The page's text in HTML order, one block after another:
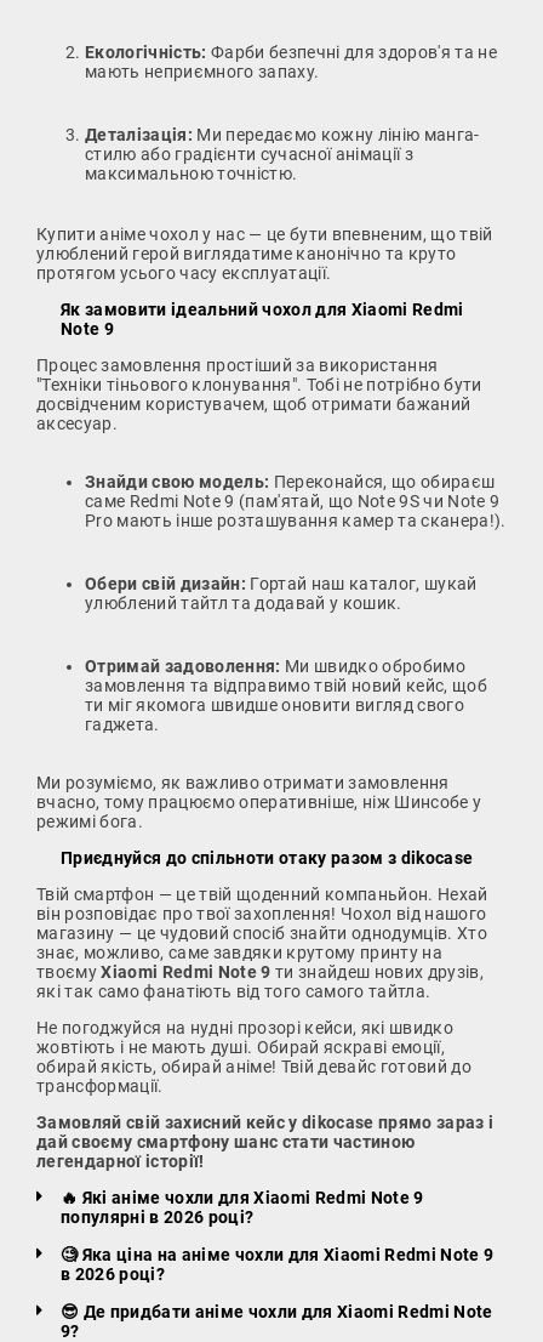
Екологічність: Фарби безпечні для здоров'я та не
мають неприємного запаху.
Деталізація: Ми передаємо кожну лінію манга-
стилю або градієнти сучасної анімації з
максимальною точністю.
Купити аніме чохол у нас — це бути впевненим, що твій
улюблений герой виглядатиме канонічно та круто
протягом усього часу експлуатації.
Як замовити ідеальний чохол для Xiaomi Redmi
Note 9
Процес замовлення простіший за використання
"Техніки тіньового клонування". Тобі не потрібно бути
досвідченим користувачем, щоб отримати бажаний
аксесуар.
Знайди свою модель: Переконайся, що обираєш
саме Redmi Note 9 (пам'ятай, що Note 9S чи Note 9
Pro мають інше розташування камер та сканера!).
Обери свій дизайн: Гортай наш каталог, шукай
улюблений тайтл та додавай у кошик.
Отримай задоволення: Ми швидко обробимо
замовлення та відправимо твій новий кейс, щоб
ти міг якомога швидше оновити вигляд свого
гаджета.
Ми розуміємо, як важливо отримати замовлення
вчасно, тому працюємо оперативніше, ніж Шинсобе у
режимі бога.
Приєднуйся до спільноти отаку разом з dikocase
Твій смартфон — це твій щоденний компаньйон. Нехай
він розповідає про твої захоплення! Чохол від нашого
магазину — це чудовий спосіб знайти однодумців. Хто
знає, можливо, саме завдяки крутому принту на
твоємуXiaomi Redmi Note 9 ти знайдеш нових друзів,
які так само фанатіють від того самого тайтла.
Не погоджуйся на нудні прозорі кейси, які швидко
жовтіють і не мають душі. Обирай яскраві емоції,
обирай якість, обирай аніме! Твій девайс готовий до
трансформації.
Замовляй свій захисний кейс у dikocase прямо зараз і
дай своєму смартфону шанс стати частиною
легендарної історії!
🔥 Які аніме чохли для Xiaomi Redmi Note 9
популярні в 2026 році?
🧐 Яка ціна на аніме чохли для Xiaomi Redmi Note 9
в 2026 році?
😎 Де придбати аніме чохли для Xiaomi Redmi Note
9?